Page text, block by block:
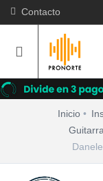
Contacto
Inicio